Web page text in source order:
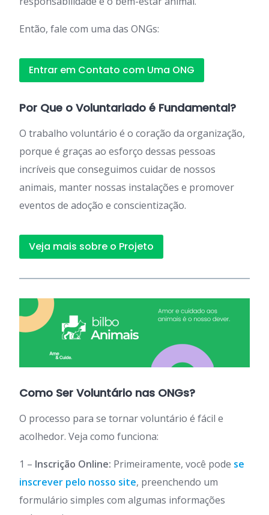
Então, fale com uma das ONGs:
Entrar em Contato com Uma ONG
Por Que o Voluntariado é Fundamental?
O trabalho voluntário é o coração da organização,
porque é graças ao esforço dessas pessoas
incríveis que conseguimos cuidar de nossos
animais, manter nossas instalações e promover
eventos de adoção e conscientização.
Veja mais sobre o Projeto
Como Ser Voluntário nas ONGs?
O processo para se tornar voluntário é fácil e
acolhedor. Veja como funciona:
1 – Inscrição Online: Primeiramente, você pode se
inscrever pelo nosso site, preenchendo um
formulário simples com algumas informações